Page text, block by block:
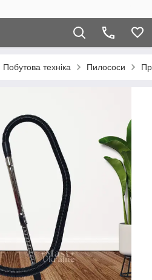
Побутова техніка Пилососи